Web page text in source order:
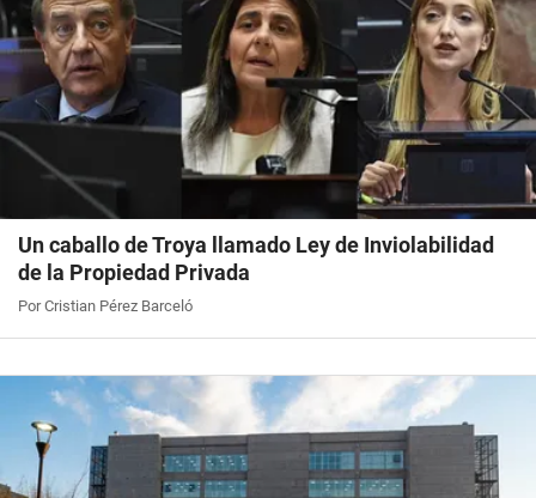
Un caballo de Troya llamado Ley de Inviolabilidad
de la Propiedad Privada
Por Cristian Pérez Barceló